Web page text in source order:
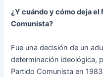
¿Y cuándo y cómo deja el
Comunista?
Fue una decisión de un
determinación ideológica,
Partido Comunista en